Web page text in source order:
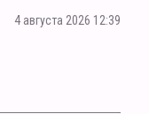
4 августа 2026 12:39